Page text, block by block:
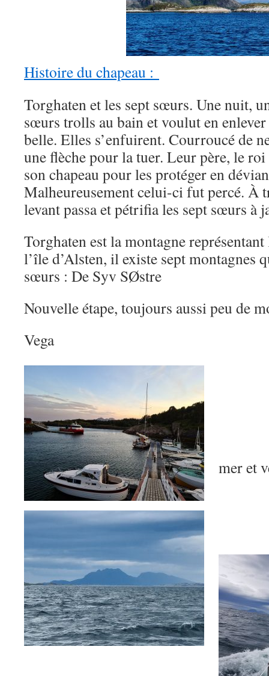
Histoire du chapeau :
Torghaten et les sept sœurs. Une nuit,
sœurs trolls au bain et voulut en
belle. Elles s’enfuirent. Courroucé de
une flèche pour la tuer. Leur père, le
son chapeau pour les protéger en
Malheureusement celui-ci fut percé. À
levant passa et pétrifia les sept sœurs à
Torghaten est la montagne
l’île d’Alsten, il existe sept montagnes
sœurs : De Syv SØstre
Nouvelle étape, toujours aussi peu de
Vega
mer et